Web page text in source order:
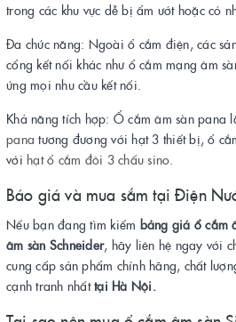
trong các khu vực dễ bị ẩm ướt hoặc có
Đa chức năng: Ngoài ổ cắm điện, các
cổng kết nối khác như ổ cắm mạng âm
ứng mọi nhu cầu kết nối.
Khả năng tích hợp: Ổ cắm âm sàn pana
pana tương đương với hạt 3 thiết bị, ổ
với hạt ổ cắm đôi 3 chấu sino.
Báo giá và mua sắm tại Điện
Nếu bạn đang tìm kiếm bảng giá ổ cắm
âm sàn Schneider, hãy liên hệ ngay với
cung cấp sản phẩm chính hãng, chất
cạnh tranh nhấttại Hà Nội.